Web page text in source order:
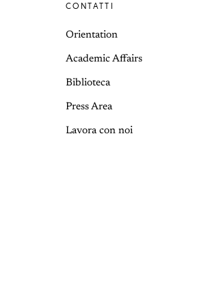
CONTATTI
Orientation
Academic Affairs
Biblioteca
Press Area
Lavora con noi